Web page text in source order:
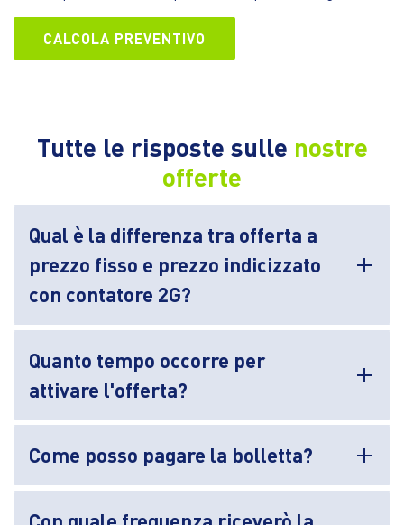
CALCOLA PREVENTIVO
Tutte le risposte sulle nostre
offerte
Qual è la differenza tra offerta a
prezzo fisso e prezzo indicizzato
con contatore 2G?
Quanto tempo occorre per
attivare l'offerta?
Come posso pagare la bolletta?